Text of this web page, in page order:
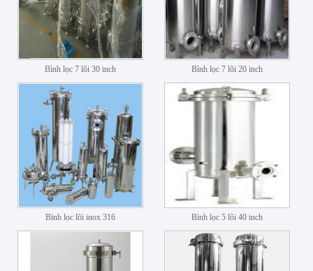
Bình lọc 7 lõi 30 inch Bình lọc 7 lõi 20 inch
Bình lọc lõi inox 316 Bình lọc 5 lõi 40 inch